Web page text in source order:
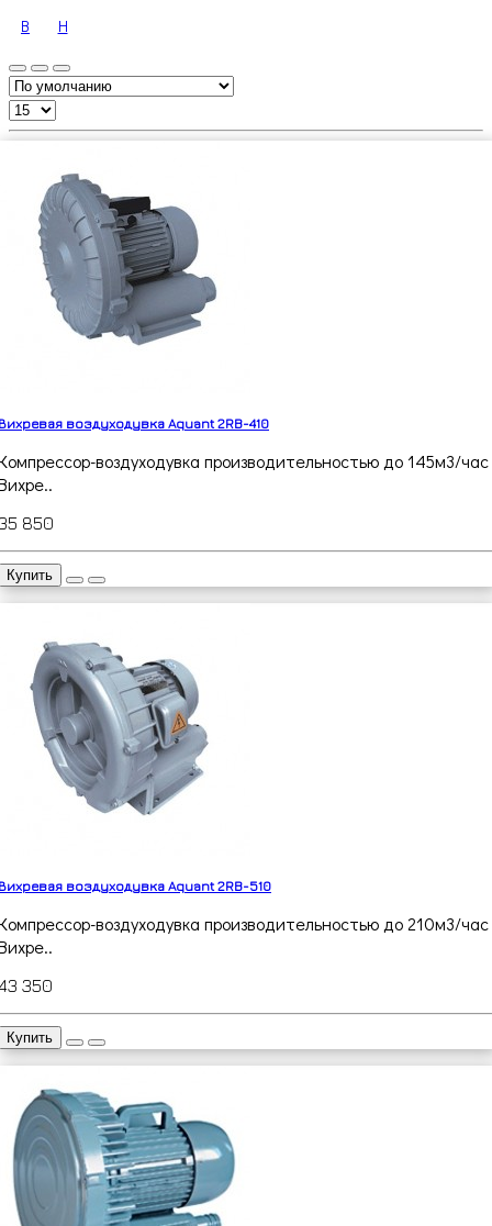
В H
воздуходувка Aquant 2RB-410
воздуходувка производительностью до 145м3/час
850
Купить
воздуходувка Aquant 2RB-510
воздуходувка производительностью до 210м3/час
350
Купить